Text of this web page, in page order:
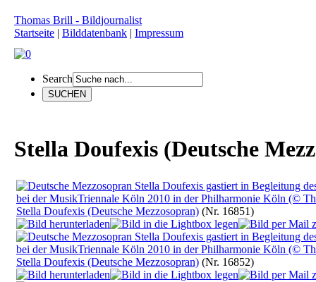
Thomas Brill - Bildjournalist
Startseite | Bilddatenbank | Impressum
Search
Stella Doufexis (Deutsche
Stella Doufexis (Deutsche Mezzosopran) (Nr. 16851)
Stella Doufexis (Deutsche Mezzosopran) (Nr. 16852)